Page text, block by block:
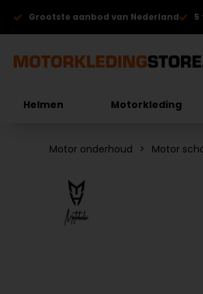
Grootste aanbod van Nederland 5
Helmen Motorkleding
Motor onderhoud Motor